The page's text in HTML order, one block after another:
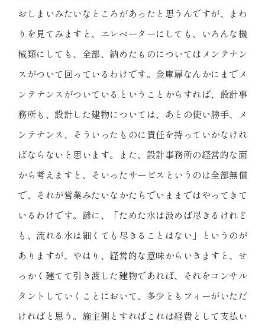
おしまいみたいなところがあったと思うんですが、まわ
りを見てみますと、エレベーターにしても、いろんな機
械類にしても、全部、納めたものについてはメンテナン
スがついて回っているわけです。金庫扉なんかにまでメ
ンテナンスがついているということからすれば、設計事
務所も、設計した建物については、あとの使い勝手、メ
ンテナンス、そういったものに責任を持っていかなけれ
ばならないと思います。また、設計事務所の経営的な面
から考えますと、そいったサービスというのは全部無償
で、それが営業みたいなかたちでいままではやってきて
いるわけです。諺に、「ためた水は汲めば尽きるけれど
も、流れる水は細くても尽きることはない」というのが
ありますが、やはり、経営的な意味からいきますと、せ
っかく建てて引き渡した建物であれば、それをコンサル
タントしていくことにおいて、多少ともフィーがいただ
ければと思う。施主側とすればこれは経費として支払い